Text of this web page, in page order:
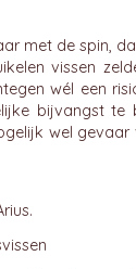
met de spin,
vissen
wél een
bijvangstte
wel